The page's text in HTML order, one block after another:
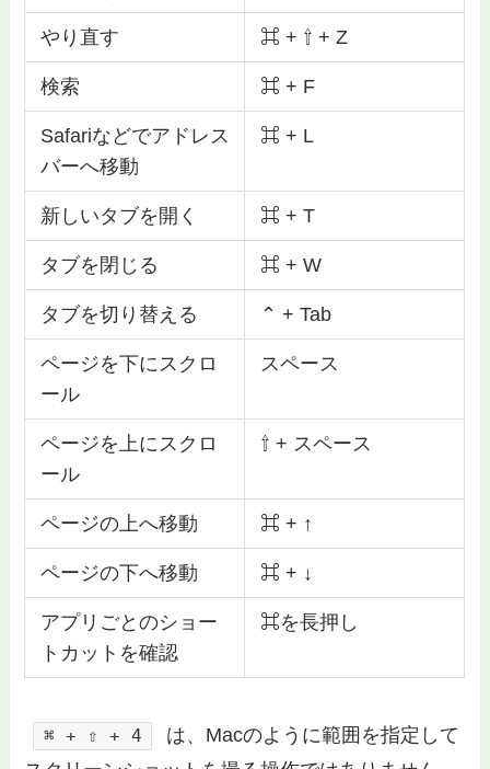
やり直す ⌘ + ⇧ + Z
検索 ⌘ + F
Safariなどでアドレス
バーへ移動
⌘ + L
新しいタブを開く ⌘ + T
タブを閉じる ⌘ + W
タブを切り替える ⌃ + Tab
ページを下にスクロ
ール
スペース
ページを上にスクロ
ール
⇧ + スペース
ページの上へ移動 ⌘ + ↑
ページの下へ移動 ⌘ + ↓
アプリごとのショー
トカットを確認
⌘を長押し
⌘ + ⇧ + 4
は、Macのように範囲を指定して